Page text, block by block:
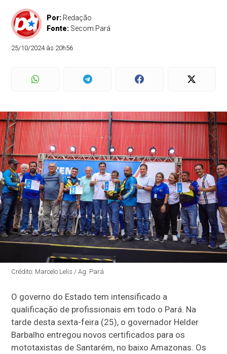
Por: Redação
Fonte: Secom Pará
25/10/2024 às 20h56
Crédito: Marcelo Lelis / Ag. Pará
O governo do Estado tem intensificado a
qualificação de profissionais em todo o Pará. Na
tarde desta sexta-feira (25), o governador Helder
Barbalho entregou novos certificados para os
mototaxistas de Santarém, no baixo Amazonas. Os